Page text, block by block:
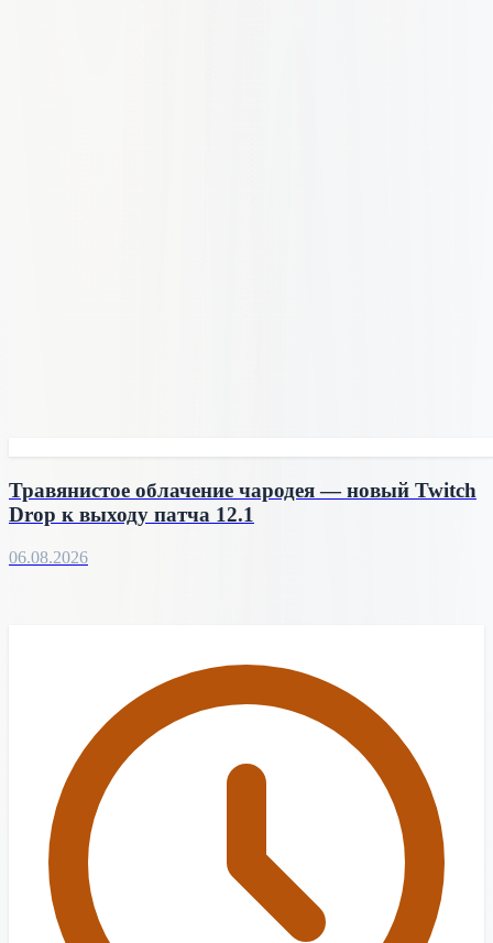
Травянистое облачение чародея — новый Twitch
Drop к выходу патча 12.1
06.08.2026